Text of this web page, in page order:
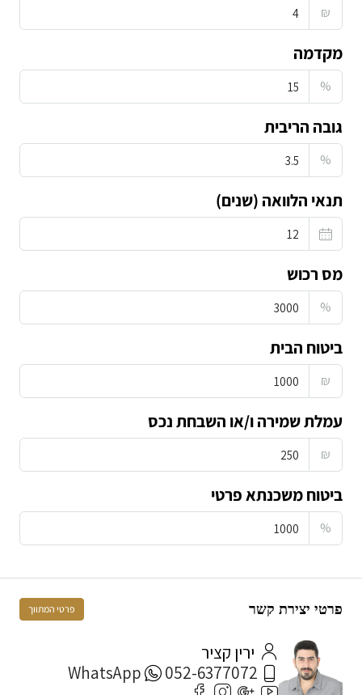
₪
מקדמה
%
גובה הריבית
%
תנאי הלוואה (שנים)
מס רכוש
%
ביטוח הבית
₪
עמלת שמירה ו/או השבחת נכס
₪
ביטוח משכנתא פרטי
%
פרטי יצירת קשר פרטי המתווך
ירין קציר
052-6377072
WhatsApp